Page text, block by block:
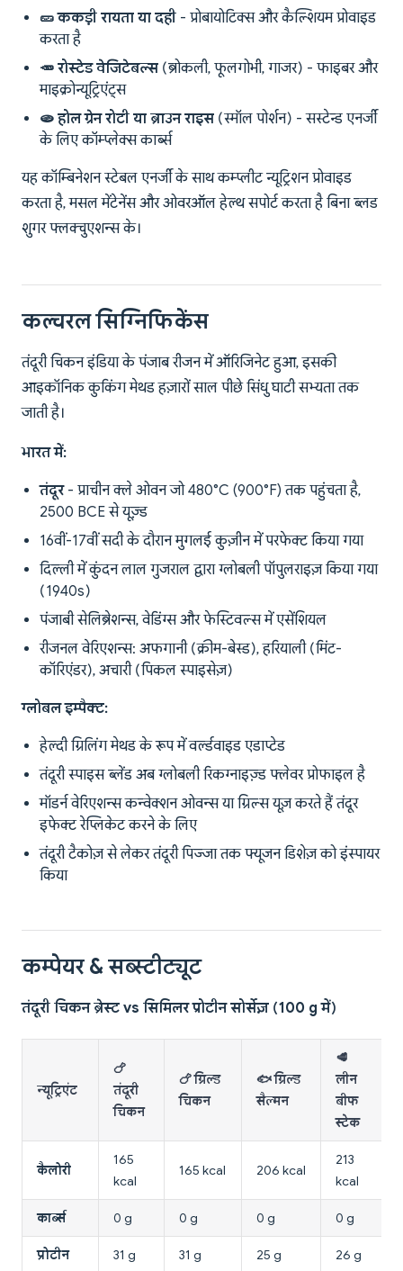
🥒 ककड़ी रायता या दही - प्रोबायोटिक्स और कैल्शियम प्रोवाइड
करता है
🥕 रोस्टेड वेजिटेबल्स (ब्रोकली, फूलगोभी, गाजर) - फाइबर और
माइक्रोन्यूट्रिएंट्स
🫓 होल ग्रेन रोटी या ब्राउन राइस (स्मॉल पोर्शन) - सस्टेन्ड एनर्जी
के लिए कॉम्प्लेक्स कार्ब्स
यह कॉम्बिनेशन स्टेबल एनर्जी के साथ कम्प्लीट न्यूट्रिशन प्रोवाइड
करता है, मसल मेंटेनेंस और ओवरऑल हेल्थ सपोर्ट करता है बिना ब्लड
शुगर फ्लक्चुएशन्स के।
कल्चरल सिग्निफिकेंस
तंदूरी चिकन इंडिया के पंजाब रीजन में ऑरिजिनेट हुआ, इसकी
आइकॉनिक कुकिंग मेथड हज़ारों साल पीछे सिंधु घाटी सभ्यता तक
जाती है।
भारत में:
तंदूर- प्राचीन क्ले ओवन जो 480°C (900°F) तक पहुंचता है,
2500 BCE से यूज़्ड
16वीं-17वीं सदी के दौरान मुगलई कुज़ीन में परफेक्ट किया गया
दिल्ली में कुंदन लाल गुजराल द्वारा ग्लोबली पॉपुलराइज़ किया गया
(1940s)
पंजाबी सेलिब्रेशन्स, वेडिंग्स और फेस्टिवल्स में एसेंशियल
रीजनल वेरिएशन्स: अफगानी (क्रीम-बेस्ड), हरियाली (मिंट-
कॉरिएंडर), अचारी (पिकल स्पाइसेज़)
ग्लोबल इम्पैक्ट:
हेल्दी ग्रिलिंग मेथड के रूप में वर्ल्डवाइड एडाप्टेड
तंदूरी स्पाइस ब्लेंड अब ग्लोबली रिकग्नाइज़्ड फ्लेवर प्रोफाइल है
मॉडर्न वेरिएशन्स कन्वेक्शन ओवन्स या ग्रिल्स यूज़ करते हैं तंदूर
इफेक्ट रेप्लिकेट करने के लिए
तंदूरी टैकोज़ से लेकर तंदूरी पिज्जा तक फ्यूजन डिशेज़ को इंस्पायर
किया
कम्पेयर & सब्स्टीट्यूट
तंदूरी चिकन ब्रेस्ट vs सिमिलर प्रोटीन सोर्सेज़ (100 g में)
न्यूट्रिएंट
🍗
तंदूरी
चिकन
🍗 ग्रिल्ड
चिकन
🐟 ग्रिल्ड
सैल्मन
🥩
लीन
बीफ
स्टेक
कैलोरी
165
kcal
165 kcal 206 kcal
213
kcal
कार्ब्स 0 g 0 g 0 g 0 g
प्रोटीन 31 g 31 g 25 g 26 g